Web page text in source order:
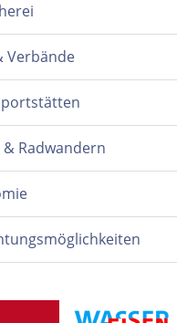
Verbände
Radwandern